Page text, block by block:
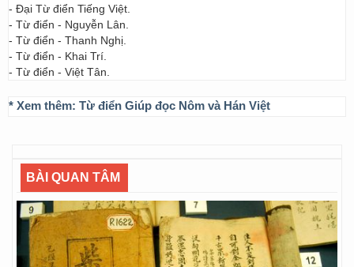
- Đại Từ điển Tiếng Việt.
- Từ điển - Nguyễn Lân.
- Từ điển - Thanh Nghị.
- Từ điển - Khai Trí.
- Từ điển - Việt Tân.
* Xem thêm: Từ điển Giúp đọc Nôm và Hán Việt
BÀI QUAN TÂM